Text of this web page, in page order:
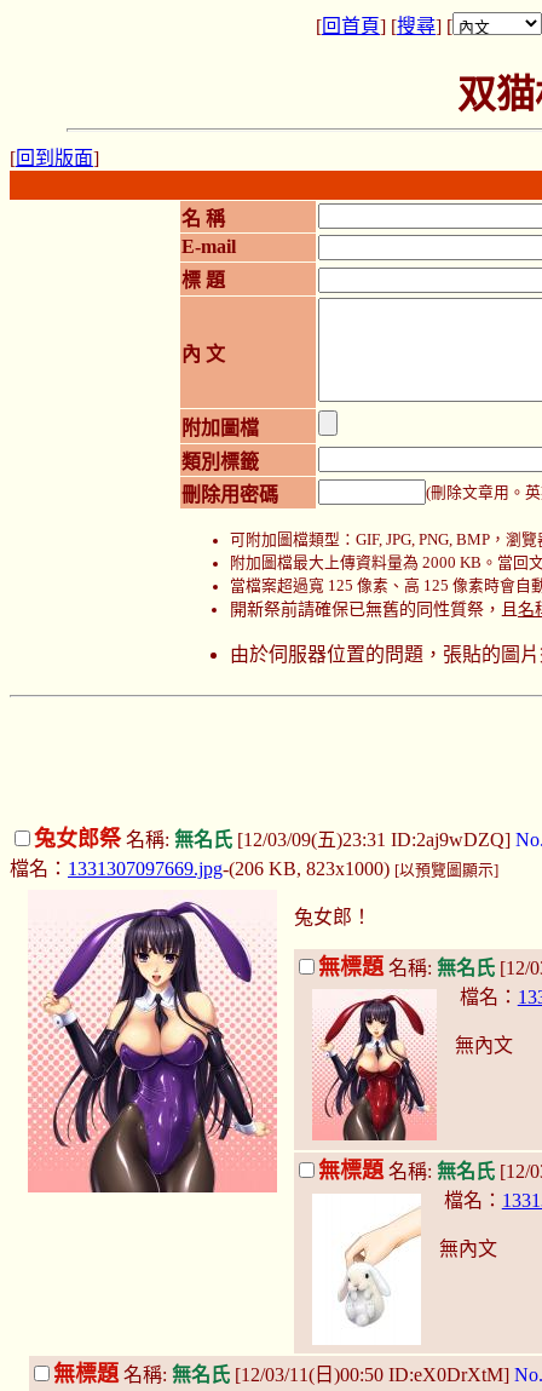
[回首頁] [搜尋] [
双
[回到版面]
名 稱
E-mail
標 題
內 文
附加圖檔
類別標籤
刪除用密碼
(刪除文章用。
可附加圖檔類型：GIF, JPG, PNG, BMP，瀏
附加圖檔最大上傳資料量為 2000 KB。當回
當檔案超過寬 125 像素、高 125 像素時會自
開新祭前請確保已無舊的同性質祭，且名
由於伺服器位置的問題，張貼的圖
兔女郎祭名稱: 無名氏 [12/03/09(五)23:31 ID:2aj9wDZQ]
檔名： 1331307097669.jpg-(206 KB, 823x1000) [以預覽圖顯示]
兔女郎！
無標題 名稱:無名氏 [12/
檔名：
無內文
無標題 名稱:無名氏 [12/
檔名：
無內文
無標題名稱: 無名氏 [12/03/11(日)00:50 ID:eX0DrXtM]